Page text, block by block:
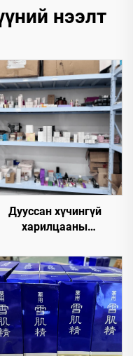
нээлт
Дууссан хүчингүй
харилцааны
Wholesale
Beauty Products